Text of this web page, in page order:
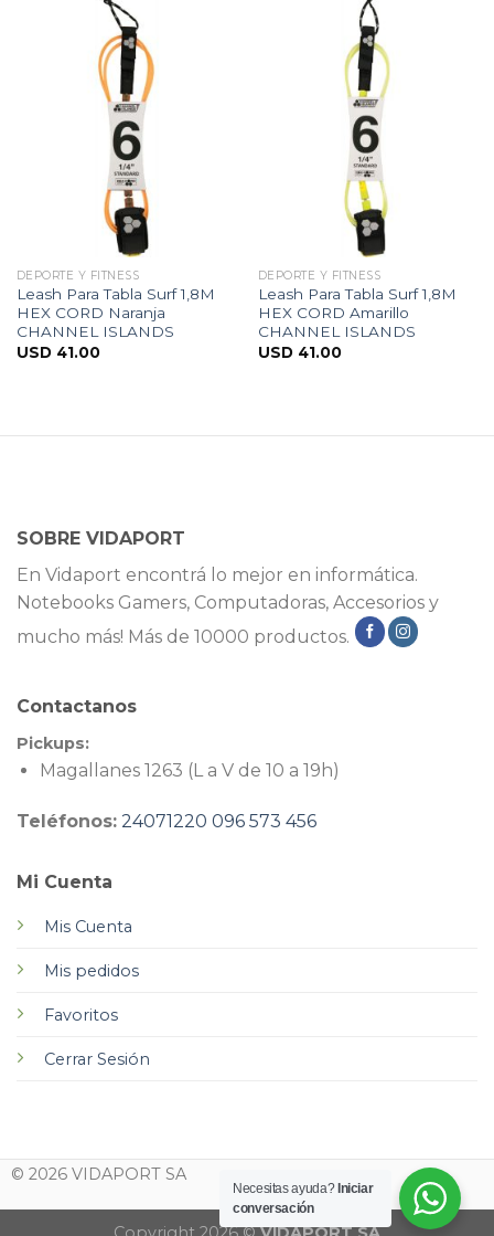
DEPORTE Y FITNESS
Leash Para Tabla Surf 1,8M
HEX CORD Naranja
CHANNEL ISLANDS
USD 41.00
DEPORTE Y FITNESS
Leash Para Tabla Surf 1,8M
HEX CORD Amarillo
CHANNEL ISLANDS
USD 41.00
SOBRE VIDAPORT
En Vidaport encontrá lo mejor en informática.
Notebooks Gamers, Computadoras, Accesorios y
mucho más! Más de 10000 productos.
Mi Cuenta
Mis Cuenta
Mis pedidos
Favoritos
Cerrar Sesión
Contactanos
Pickups:
Magallanes 1263 (L a V de 10 a 19h)
Teléfonos: 24071220 096 573 456
© 2026 VIDAPORT SA
Necesitas ayuda? Iniciar
conversación